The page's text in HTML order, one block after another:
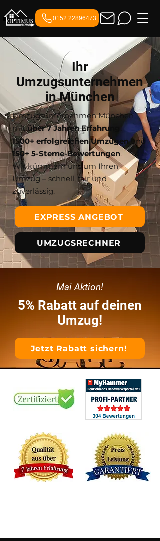
0152 22896473
Ihr
Umzugsunternehmen
in München
Umzugsunternehmen München
mitüber 7 Jahren Erfahrung
1500+ erfolgreichen Umzügenund
150+ 5-Sterne-Bewertungen.
Wir kümmern uns um Ihren
Umzug – schnell, fair und
zuverlässig.
EXPRESS ANGEBOT
UMZUGSRECHNER
Mai Aktion!
5% Rabatt auf deinen
Umzug!
Jetzt Rabatt sichern!